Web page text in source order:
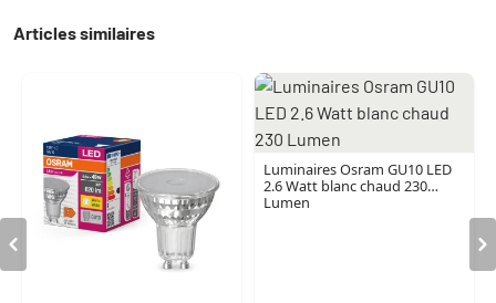
Articles similaires
Luminaires Osram GU10 LED
2.6 Watt blanc chaud 230
Lumen